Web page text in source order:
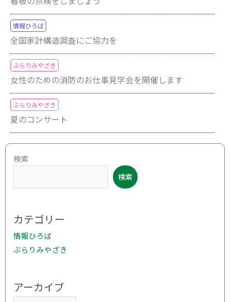
情報ひろば
全国家計構造調査にご協力を
ぶらりみやざき
女性のための消防のお仕事見学会を開催します
ぶらりみやざき
夏のコンサート
検索
検索
カテゴリー
情報ひろば
ぶらりみやざき
アーカイブ
ア
カ
ブ